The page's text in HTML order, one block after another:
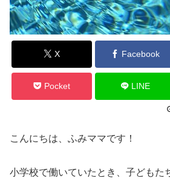
X Facebook
Pocket LINE
こんにちは、ふみママです！
小学校で働いていたとき、子どもた